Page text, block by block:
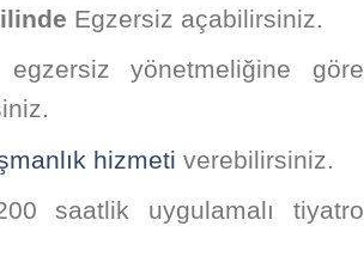
Egzersiz açabilirsiniz.
yönetmeliğine göre
hizmeti verebilirsiniz.
saatlik uygulamalı tiyatro